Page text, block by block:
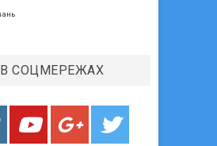
СОЦМЕРЕЖАХ